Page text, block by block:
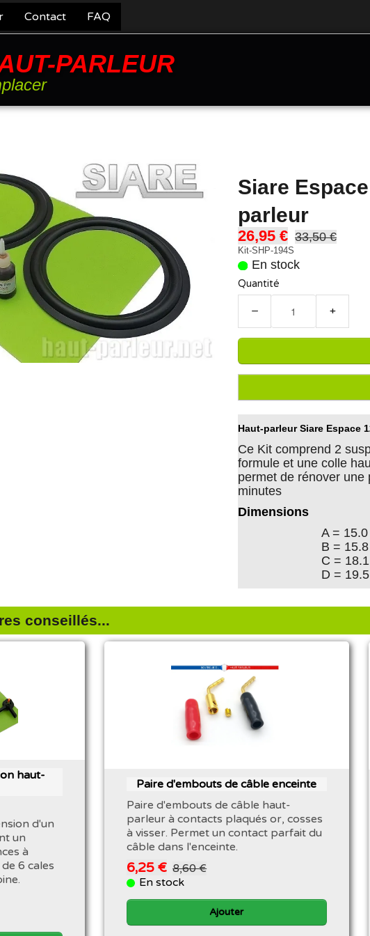
Contact FAQ
PARLEUR
Siare
parleur
26,95 € 33,50 €
Kit-SHP-194S
En stock
Quantité
− +
Haut-parleur Siare Espace
Ce Kit comprend 2
formule et une colle
permet de rénover
minutes
Dimensions
A =
B =
C =
D =
conseillés...
haut-
d'un
un
à
6 cales
Paire d'embouts de câble enceinte
Paire d'embouts de câble haut-
parleur à contacts plaqués or, cosses
à visser. Permet un contact parfait du
câble dans l'enceinte.
6,25 € 8,60 €
En stock
Ajouter